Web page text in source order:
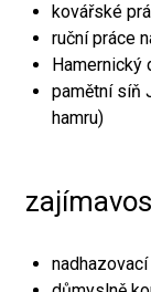
kovářské
ruční práce
Hamernický
pamětní síň
hamru)